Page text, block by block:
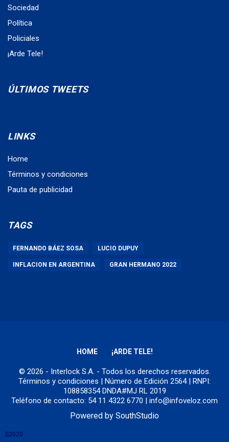
Sociedad
Política
Policiales
¡Arde Tele!
ÚLTIMOS TWEETS
LINKS
Home
Términos y condiciones
Pauta de publicidad
TAGS
FERNANDO BÁEZ SOSA LUCIO DUPUY
INFLACION EN ARGENTINA GRAN HERMANO 2022
HOME ¡ARDE TELE!
© 2026 - Interlock S.A. - Todos los derechos reservados.
Términos y condiciones | Número de Edición 2564 | RNPI:
108858354 DNDA#MJ RL 2019
Teléfono de contacto: 54 11 4322 6770 | info@infoveloz.com
Powered by SouthStudio
S2020